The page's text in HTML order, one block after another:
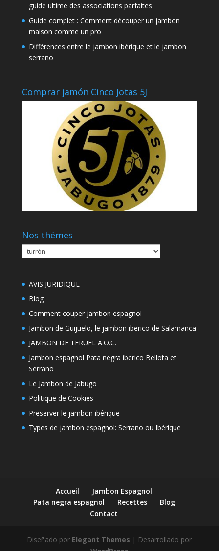
guide ultime des associations parfaites
Guide complet : Comment découper un jambon
maison comme un pro
Différences entre le jambon ibérique et le jambon
serrano
Comprar jamón Cinco Jotas 5J
Nos thémes
Nos
thémes
AVIS JURIDIQUE
Blog
Comment couper jambon espagnol
Jambon de Guijuelo, le jambon iberico de Salamanca
JAMBON DE TERUEL A.O.C.
Jambon espagnol Pata negra iberico Bellota et
Serrano
Le Jambon de Jabugo
Politique de Cookies
Preserver le jambon ibérique
Types de jambon espagnol: Serrano ou Ibérique
Accueil
Jambon Espagnol
Pata negra espagnol
Recettes
Blog
Contact
Diseñado por Elegant Themes | Desarrollado por